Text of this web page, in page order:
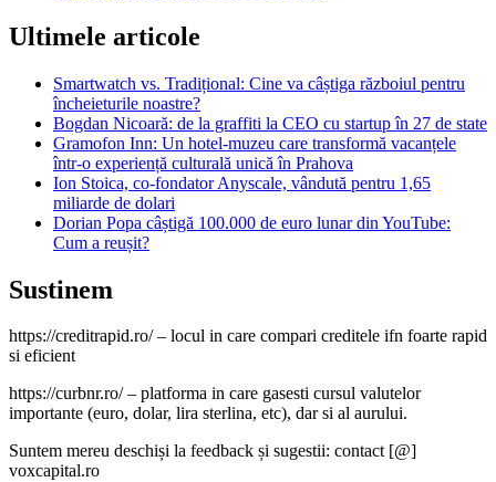
Ultimele articole
Smartwatch vs. Tradițional: Cine va câștiga războiul pentru
încheieturile noastre?
Bogdan Nicoară: de la graffiti la CEO cu startup în 27 de state
Gramofon Inn: Un hotel-muzeu care transformă vacanțele
într-o experiență culturală unică în Prahova
Ion Stoica, co-fondator Anyscale, vândută pentru 1,65
miliarde de dolari
Dorian Popa câștigă 100.000 de euro lunar din YouTube:
Cum a reușit?
Sustinem
https://creditrapid.ro/ – locul in care compari creditele ifn foarte rapid
si eficient
https://curbnr.ro/ – platforma in care gasesti cursul valutelor
importante (euro, dolar, lira sterlina, etc), dar si al aurului.
Suntem mereu deschiși la feedback și sugestii: contact [@]
voxcapital.ro